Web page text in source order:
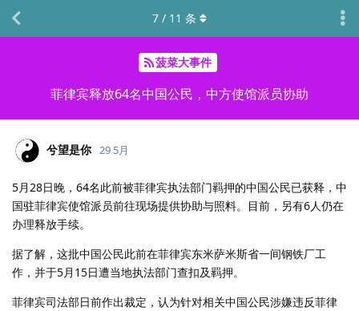
菠菜大事件
菲律宾释放64名中国公民，中方使馆派员协助
7 / 11 条
兮望是你 29 5月
5月28日晚，64名此前被菲律宾执法部门羁押的中国公民已获释，中
国驻菲律宾使馆派员前往现场提供协助与照料。目前，另有6人仍在
办理释放手续。
据了解，这批中国公民此前在菲律宾东米萨米斯省一间钢铁厂工
作，并于5月15日遭当地执法部门查扣及羁押。
菲律宾司法部日前作出裁定，认为针对相关中国公民涉嫌违反菲律